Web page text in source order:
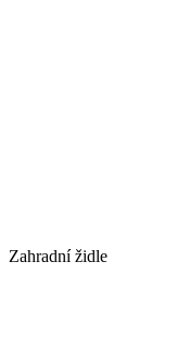
Zahradní židle